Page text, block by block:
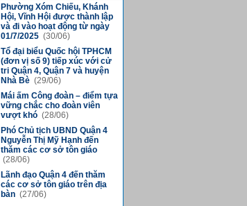
Phường Xóm Chiếu, Khánh
Hội, Vĩnh Hội được thành lập
và đi vào hoạt động từ ngày
01/7/2025 (30/06)
Tổ đại biểu Quốc hội TPHCM
(đơn vị số 9) tiếp xúc với cử
tri Quận 4, Quận 7 và huyện
Nhà Bè (29/06)
Mái ấm Công đoàn – điểm tựa
vững chắc cho đoàn viên
vượt khó (28/06)
Phó Chủ tịch UBND Quận 4
Nguyễn Thị Mỹ Hạnh đến
thăm các cơ sở tôn giáo
(28/06)
Lãnh đạo Quận 4 đến thăm
các cơ sở tôn giáo trên địa
bàn (27/06)